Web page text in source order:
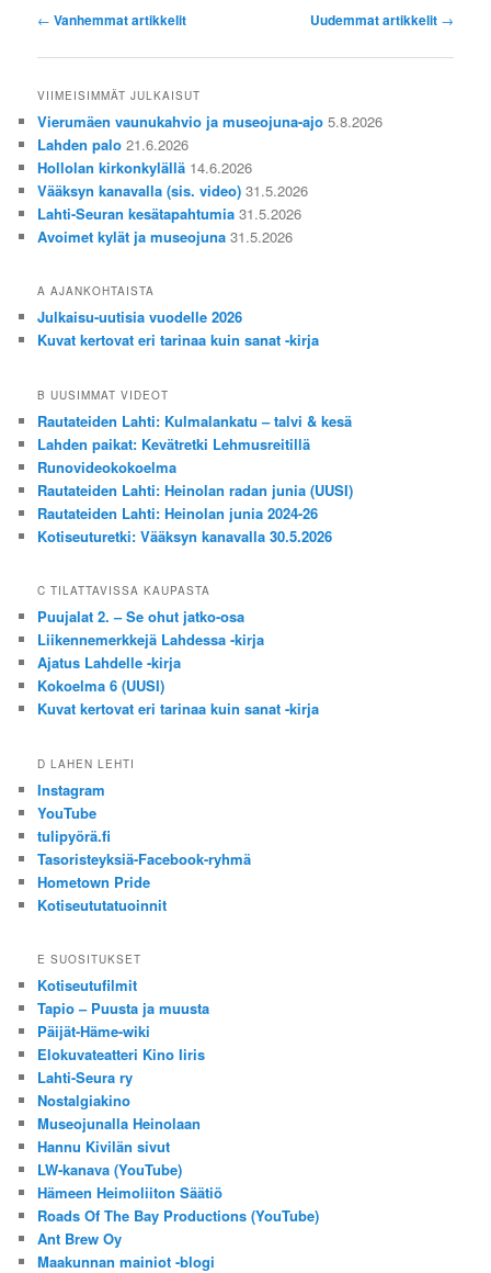
Artikkelien
← Vanhemmat artikkelit Uudemmat artikkelit →
VIIMEISIMMÄT JULKAISUT
Vierumäen vaunukahvio ja museojuna-ajo 5.8.2026
Lahden palo 21.6.2026
Hollolan kirkonkylällä 14.6.2026
Vääksyn kanavalla (sis. video) 31.5.2026
Lahti-Seuran kesätapahtumia 31.5.2026
Avoimet kylät ja museojuna 31.5.2026
A AJANKOHTAISTA
Julkaisu-uutisia vuodelle 2026
Kuvat kertovat eri tarinaa kuin sanat -kirja
B UUSIMMAT VIDEOT
Rautateiden Lahti: Kulmalankatu – talvi & kesä
Lahden paikat: Kevätretki Lehmusreitillä
Runovideokokoelma
Rautateiden Lahti: Heinolan radan junia (UUSI)
Rautateiden Lahti: Heinolan junia 2024-26
Kotiseuturetki: Vääksyn kanavalla 30.5.2026
C TILATTAVISSA KAUPASTA
Puujalat 2. – Se ohut jatko-osa
Liikennemerkkejä Lahdessa -kirja
Ajatus Lahdelle -kirja
Kokoelma 6 (UUSI)
Kuvat kertovat eri tarinaa kuin sanat -kirja
D LAHEN LEHTI
Instagram
YouTube
tulipyörä.fi
Tasoristeyksiä-Facebook-ryhmä
Hometown Pride
Kotiseututatuoinnit
E SUOSITUKSET
Kotiseutufilmit
Tapio – Puusta ja muusta
Päijät-Häme-wiki
Elokuvateatteri Kino Iiris
Lahti-Seura ry
Nostalgiakino
Museojunalla Heinolaan
Hannu Kivilän sivut
LW-kanava (YouTube)
Hämeen Heimoliiton Säätiö
Roads Of The Bay Productions (YouTube)
Ant Brew Oy
Maakunnan mainiot -blogi